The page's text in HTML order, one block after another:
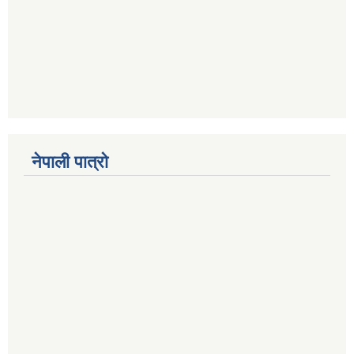
नेपाली पात्रो